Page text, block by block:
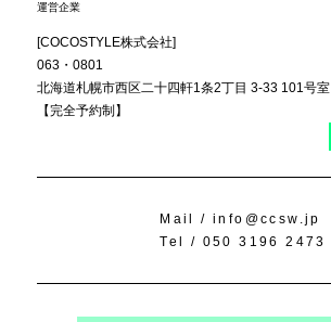
運営企業
[COCOSTYLE株式会社]
063・0801
北海道札幌市西区二十四軒1条2丁目 3-33 101号室
【完全予約制】
Mail / info@ccsw.jp
Tel / 050 3196 2473